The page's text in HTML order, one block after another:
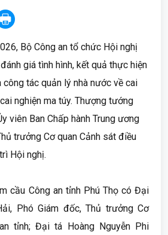
Bộ Công an tổ chức Hội nghị
giá tình hình, kết quả thực hiện
tác quản lý nhà nước về cai
nghiện ma túy. Thượng tướng
viên Ban Chấp hành Trung ương
trưởng Cơ quan Cảnh sát điều
Hội nghị.
cầu Công an tỉnh Phú Thọ có Đại
Phó Giám đốc, Thủ trưởng Cơ
tỉnh; Đại tá Hoàng Nguyễn Phi